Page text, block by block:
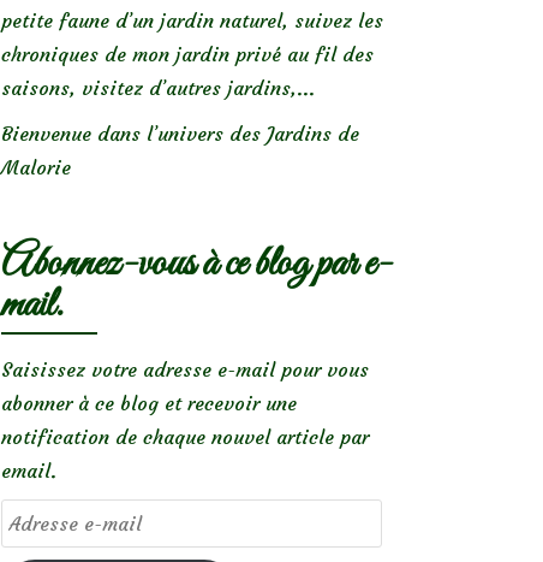
petite faune d’un jardin naturel, suivez les
chroniques de mon jardin privé au fil des
saisons, visitez d’autres jardins,...
Bienvenue dans l’univers des Jardins de
Malorie
Abonnez-vous à ce blog par e-
mail.
Saisissez votre adresse e-mail pour vous
abonner à ce blog et recevoir une
notification de chaque nouvel article par
email.
Adresse
e-